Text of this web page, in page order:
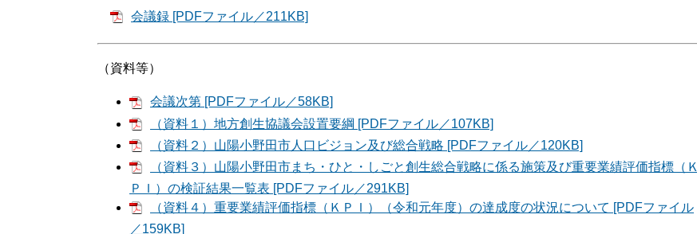
会議録 [PDFファイル／211KB]
（資料等）
会議次第 [PDFファイル／58KB]
（資料１）地方創生協議会設置要綱 [PDFファイル／107KB]
（資料２）山陽小野田市人口ビジョン及び総合戦略 [PDFファイル／120KB]
（資料３）山陽小野田市まち・ひと・しごと創生総合戦略に係る施策及び重要業績評価指標（Ｋ
ＰＩ）の検証結果一覧表 [PDFファイル／291KB]
（資料４）重要業績評価指標（ＫＰＩ）（令和元年度）の達成度の状況について [PDFファイル
／159KB]